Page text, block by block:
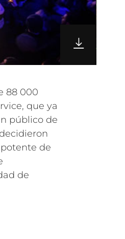
88 000
que ya
público de
de
de